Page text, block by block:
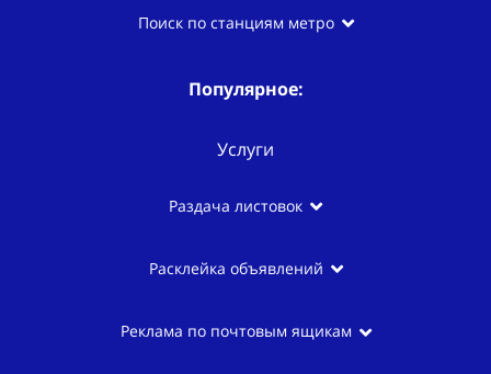
Поиск по станциям метро
Популярное:
Услуги
Раздача листовок
Расклейка объявлений
Реклама по почтовым ящикам